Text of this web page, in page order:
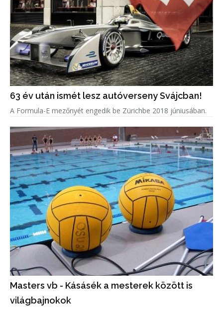
63 év után ismét lesz autóverseny Svájcban!
A Formula-E mezőnyét engedik be Zürichbe 2018 júniusában.
Masters vb - Kásásék a mesterek között is
világbajnokok